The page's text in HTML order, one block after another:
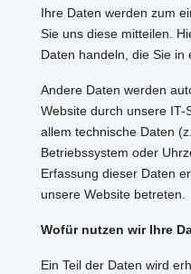
Ihre Daten werden zum
Sie uns diese mitteilen.
Daten handeln, die Sie in
Andere Daten werden
Website durch unsere
allem technische Daten
Betriebssystem oder
Erfassung dieser Daten
unsere Website betreten.
Wofür nutzen wir Ihre
Ein Teil der Daten wird